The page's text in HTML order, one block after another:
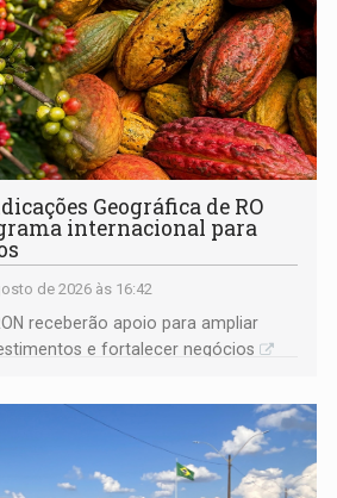
Geográfica de RO
internacional para
de 2026 às 16:42
receberão apoio para ampliar
e fortalecer negócios